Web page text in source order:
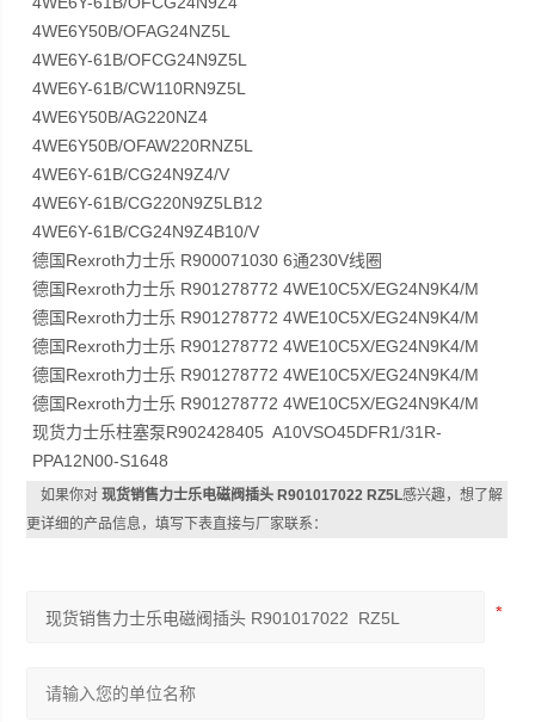
4WE6Y50B/OFAG24NZ5L
4WE6Y-61B/OFCG24N9Z5L
4WE6Y-61B/CW110RN9Z5L
4WE6Y50B/AG220NZ4
4WE6Y50B/OFAW220RNZ5L
4WE6Y-61B/CG24N9Z4/V
4WE6Y-61B/CG220N9Z5LB12
4WE6Y-61B/CG24N9Z4B10/V
德国Rexroth力士乐 R900071030 6通230V线圈
德国Rexroth力士乐 R901278772 4WE10C5X/EG24N9K4/M
德国Rexroth力士乐 R901278772 4WE10C5X/EG24N9K4/M
德国Rexroth力士乐 R901278772 4WE10C5X/EG24N9K4/M
德国Rexroth力士乐 R901278772 4WE10C5X/EG24N9K4/M
德国Rexroth力士乐 R901278772 4WE10C5X/EG24N9K4/M
现货力士乐柱塞泵R902428405 A10VSO45DFR1/31R-
PPA12N00-S1648
如果你对现货销售力士乐电磁阀插头 R901017022 RZ5L感兴趣，想了解
更详细的产品信息，填写下表直接与厂家联系：